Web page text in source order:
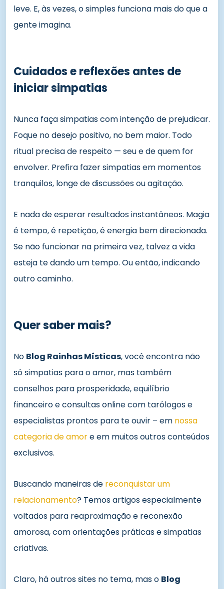
leve. E, às vezes, o simples funciona mais do que a
gente imagina.
Cuidados e reflexões antes de
iniciar simpatias
Nunca faça simpatias com intenção de prejudicar.
Foque no desejo positivo, no bem maior. Todo
ritual precisa de respeito — seu e de quem for
envolver. Prefira fazer simpatias em momentos
tranquilos, longe de discussões ou agitação.
E nada de esperar resultados instantâneos. Magia
é tempo, é repetição, é energia bem direcionada.
Se não funcionar na primeira vez, talvez a vida
esteja te dando um tempo. Ou então, indicando
outro caminho.
Quer saber mais?
No Blog Rainhas Místicas, você encontra não
só simpatias para o amor, mas também
conselhos para prosperidade, equilíbrio
financeiro e consultas online com tarólogos e
especialistas prontos para te ouvir – em nossa
categoria de amore em muitos outros conteúdos
exclusivos.
Buscando maneiras de reconquistar um
relacionamento? Temos artigos especialmente
voltados para reaproximação e reconexão
amorosa, com orientações práticas e simpatias
criativas.
Claro, há outros sites no tema, mas o Blog